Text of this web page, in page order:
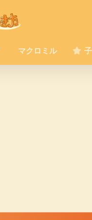
マクロミル